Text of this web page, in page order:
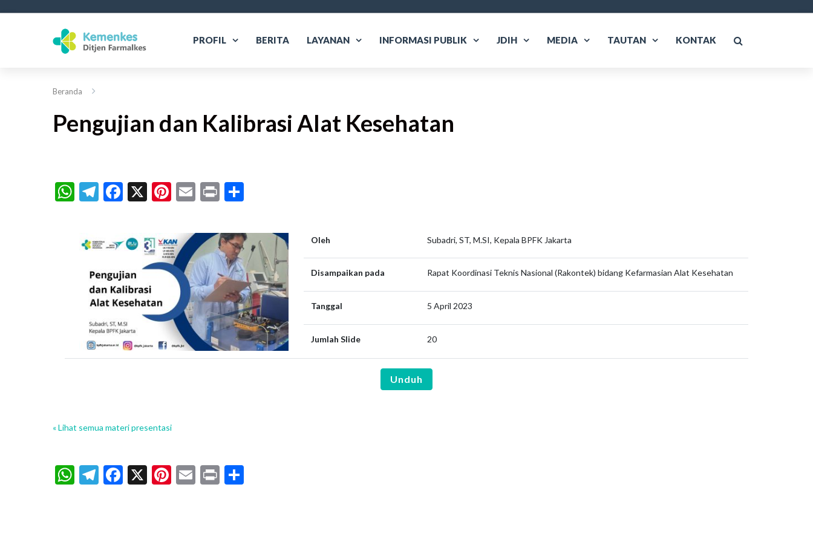
PROFIL BERITA LAYANAN INFORMASI PUBLIK JDIH MEDIA TAUTAN KONTAK
Beranda
Pengujian dan Kalibrasi Alat Kesehatan
WhatsApp
Telegram
Facebook
X Pinterest
Email
Print
Oleh Subadri, ST, M.SI, Kepala BPFK Jakarta
Disampaikan pada Rapat Koordinasi Teknis Nasional (Rakontek) bidang Kefarmasian Alat Kesehatan
Tanggal 5 April 2023
Jumlah Slide 20
Unduh
« Lihat semua materi presentasi
WhatsApp
Telegram
Facebook
X Pinterest
Email
Print